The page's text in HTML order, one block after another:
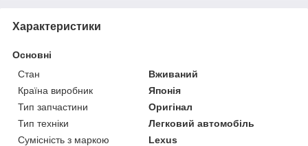
Характеристики
Основні
Стан
Вживаний
Країна виробник
Японія
Тип запчастини
Оригінал
Тип техніки
Легковий автомобіль
Сумісність з маркою
Lexus